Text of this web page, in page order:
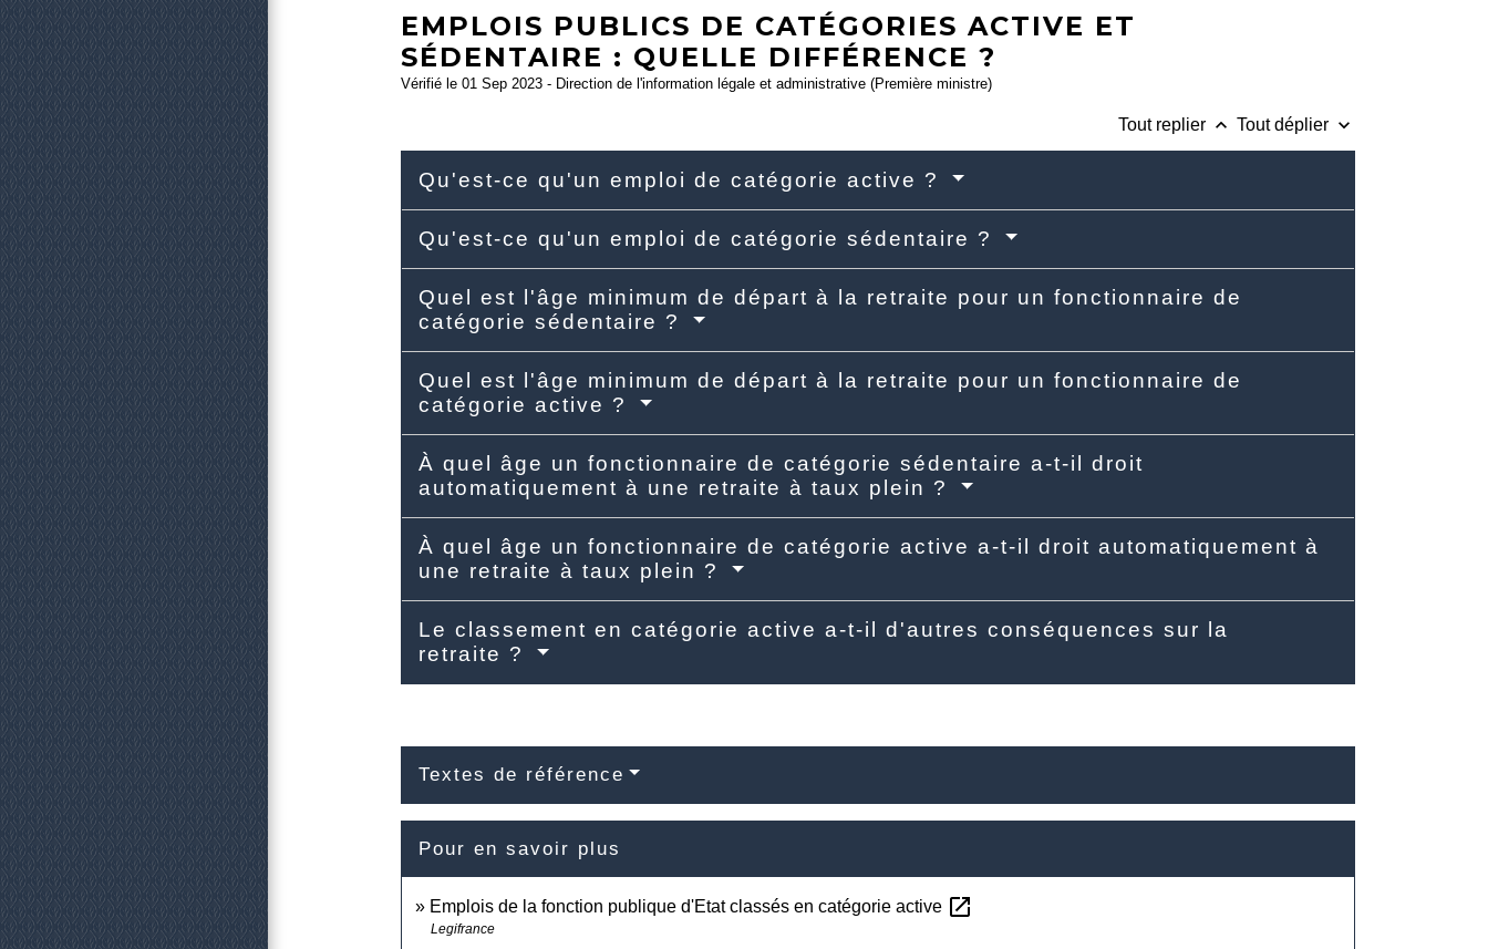
EMPLOIS PUBLICS DE CATÉGORIES ACTIVE ET
SÉDENTAIRE : QUELLE DIFFÉRENCE ?
Vérifié le 01 Sep 2023 - Direction de l'information légale et administrative (Première ministre)
Tout replier keyboard_arrow_up Tout déplier keyboard_arrow_down
Qu'est-ce qu'un emploi de catégorie active ?
Qu'est-ce qu'un emploi de catégorie sédentaire ?
Quel est l'âge minimum de départ à la retraite pour un fonctionnaire de
catégorie sédentaire ?
Quel est l'âge minimum de départ à la retraite pour un fonctionnaire de
catégorie active ?
À quel âge un fonctionnaire de catégorie sédentaire a-t-il droit
automatiquement à une retraite à taux plein ?
À quel âge un fonctionnaire de catégorie active a-t-il droit automatiquement à
une retraite à taux plein ?
Le classement en catégorie active a-t-il d'autres conséquences sur la
retraite ?
Textes de référence
Pour en savoir plus
Emplois de la fonction publique d'Etat classés en catégorie active open_in_new
Legifrance